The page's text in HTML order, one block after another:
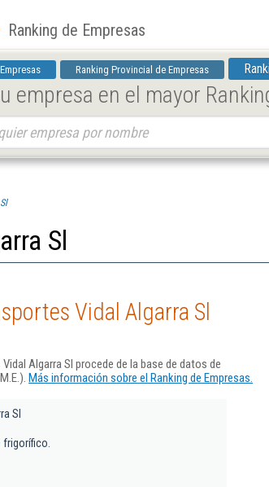
Ranking de Empresas
Ranking Provincial de Empresas
empresa en el mayor
Sl
Vidal Algarra Sl
Algarra Sl procede de la base de datos de
Más información sobre el Ranking de Empresas.
Sl